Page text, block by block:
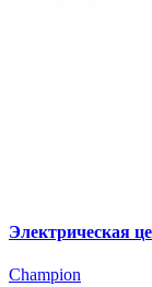
Электрическая
Champion